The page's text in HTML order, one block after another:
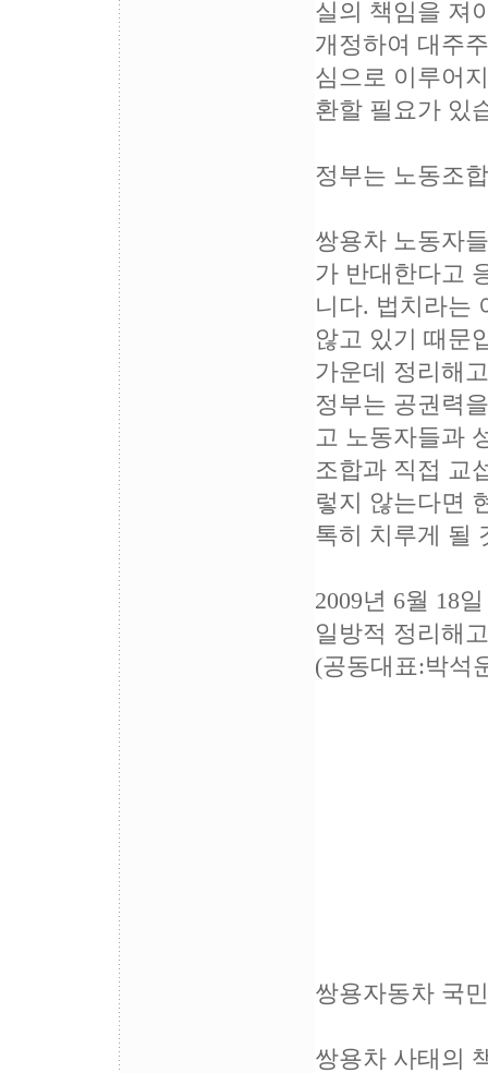
실의 책임을 져
개정하여 대주
심으로 이루어
환할 필요가 있
정부는 노동조
쌍용차 노동자
가 반대한다고
니다. 법치라는
않고 있기 때문
가운데 정리해
정부는 공권력
고 노동자들과
조합과 직접 교
렇지 않는다면
톡히 치루게 될
2009년 6월 18일
일방적 정리해
(공동대표:박석
쌍용자동차 국
쌍용차 사태의